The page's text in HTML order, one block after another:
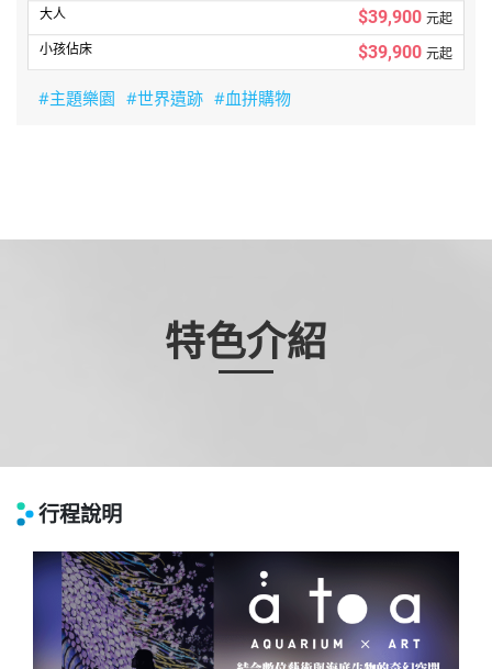
$39,900 元起
$39,900 元起
#主題樂園 #世界遺跡 #血拼購物
特色介紹
行程說明